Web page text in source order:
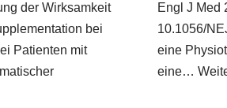
der Wirksamkeit
bei
Patienten mit
Engl J Med
10.1056/
eine
eine…